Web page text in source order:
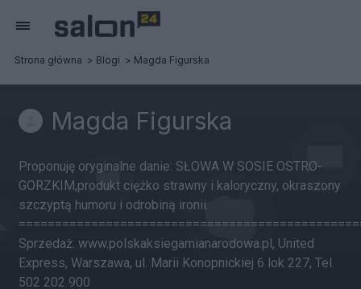
Strona główna Blogi Magda Figurska
Magda Figurska
Proponuję oryginalne danie: SŁOWA W SOSIE OSTRO-
GORZKIM,produkt ciężko strawny i kaloryczny, okraszony
szczyptą humoru i odrobiną ironii.
Sprzedaż: www.polskaksiegarnianarodowa.pl, United
Express, Warszawa, ul. Marii Konopnickiej 6 lok 227, Tel.
502 202 900